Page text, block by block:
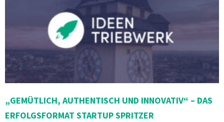
„GEMÜTLICH, AUTHENTISCH UND INNOVATIV“ – DAS
ERFOLGSFORMAT STARTUP SPRITZER